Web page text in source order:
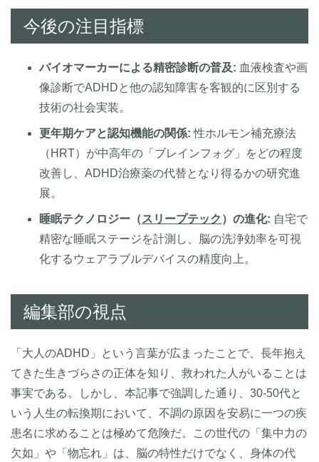
今後の注目指標
バイオマーカーによる精密診断の普及: 血液検査や画
像診断でADHDと他の認知障害を客観的に区別する
技術の社会実装。
更年期ケアと認知機能の関係: 性ホルモン補充療法
（HRT）が中高年の「ブレインフォグ」をどの程度
改善し、ADHD治療薬の代替となり得るかの研究進
展。
睡眠テクノロジー（スリープテック ）の進化: 自宅で
精密な睡眠ステージを計測し、脳の洗浄効率を可視
化するウェアラブルデバイスの精度向上。
編集部の視点
「大人のADHD」という言葉が広まったことで、長年抱え
てきた生きづらさの正体を知り、救われた人がいることは
事実である。しかし、本記事で強調した通り、30-50代と
いう人生の転換期において、不調の原因を安易に一つの疾
患名に求めることは極めて危険だ。この世代の「集中力の
欠如」や「物忘れ」は、脳の特性だけでなく、身体の代